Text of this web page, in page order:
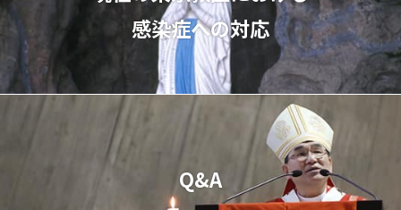
感染症への対応
Q&A